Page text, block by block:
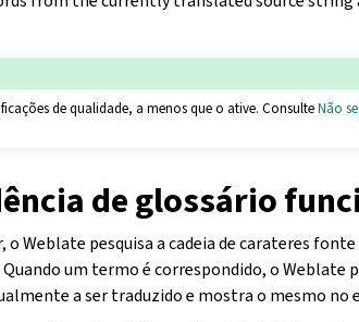
de qualidade, a menos que o ative. ConsulteNão
de glossário
Weblate pesquisa a cadeia de carateres
um termo é correspondido, o Weblate
a ser traduzido e mostra o mesmo no